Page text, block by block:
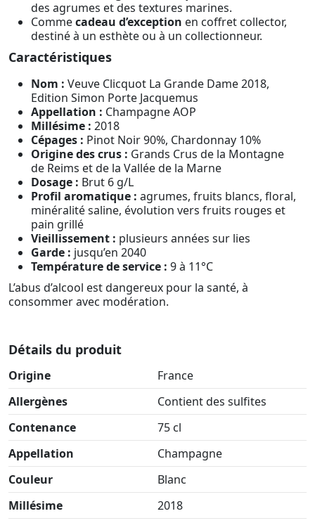
des agrumes et des textures marines.
Commecadeau d’exception en coffret collector,
destiné à un esthète ou à un collectionneur.
Caractéristiques
Nom : Veuve Clicquot La Grande Dame 2018,
Edition Simon Porte Jacquemus
Appellation : Champagne AOP
Millésime : 2018
Cépages : Pinot Noir 90%, Chardonnay 10%
Origine des crus : Grands Crus de la Montagne
de Reims et de la Vallée de la Marne
Dosage : Brut 6 g/L
Profil aromatique : agrumes, fruits blancs, floral,
minéralité saline, évolution vers fruits rouges et
pain grillé
Vieillissement : plusieurs années sur lies
Garde : jusqu’en 2040
Température de service : 9 à 11°C
L’abus d’alcool est dangereux pour la santé, à
consommer avec modération.
Détails du produit
Origine
France
Allergènes
Contient des sulfites
Contenance
75 cl
Appellation
Champagne
Couleur
Blanc
Millésime
2018